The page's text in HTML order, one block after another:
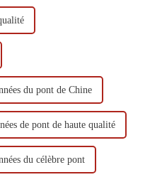
du pont de Chine
de pont de haute qualité
du célèbre pont